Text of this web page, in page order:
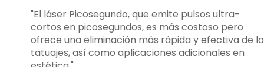
"El láser Picosegundo, que emite pulsos ultra-
cortos en picosegundos, es más costoso pero
ofrece una eliminación más rápida y efectiva de
tatuajes, así como aplicaciones adicionales en